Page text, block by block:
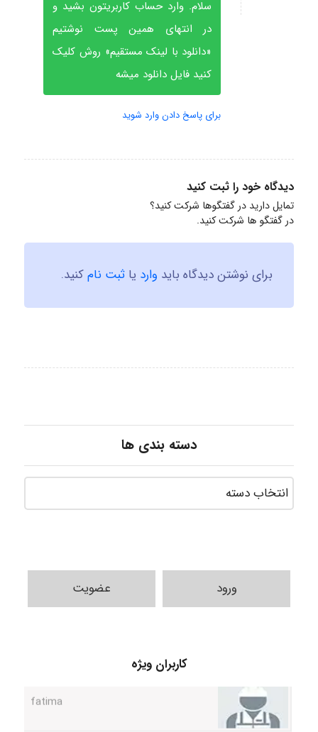
سلام. وارد حساب کاربریتون بشید و
در انتهای همین پست نوشتیم
«دانلود با لینک مستقیم» روش کلیک
کنید فایل دانلود میشه
برای پاسخ دادن وارد شوید
دیدگاه خود را ثبت کنید
تمایل دارید در گفتگوها شرکت کنید؟
در گفتگو ها شرکت کنید.
برای نوشتن دیدگاه باید وارد یا ثبت نامکنید.
دسته بندی ها
ورود عضویت
کاربران ویژه
A.balandeh